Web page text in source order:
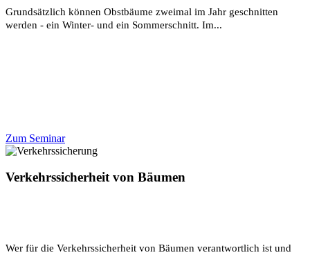
Grundsätzlich können Obstbäume zweimal im Jahr geschnitten
werden - ein Winter- und ein Sommerschnitt. Im...
Zum Seminar
Verkehrssicherheit von Bäumen
Wer für die Verkehrssicherheit von Bäumen verantwortlich ist und